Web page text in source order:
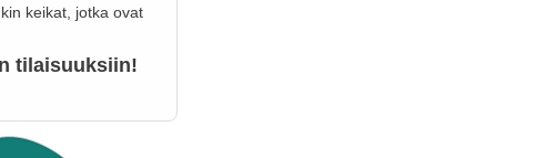
keikat, jotka ovat
tilaisuuksiin!